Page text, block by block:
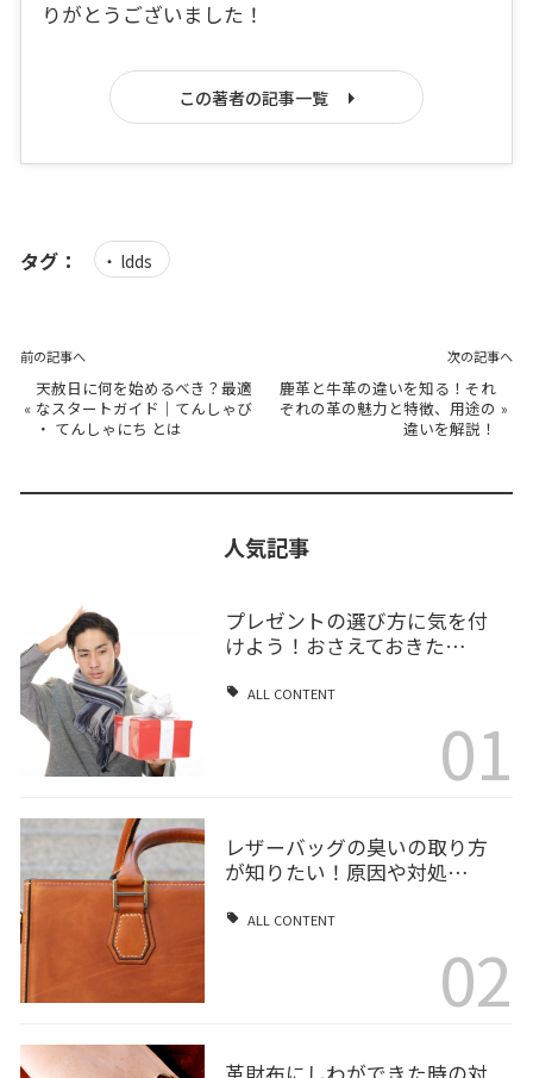
りがとうございました！
この著者の記事一覧
タグ： ldds
前の記事へ
«
天赦日に何を始めるべき？最適
なスタートガイド｜てんしゃび
・ てんしゃにち とは
次の記事へ
鹿革と牛革の違いを知る！それ
ぞれの革の魅力と特徴、用途の
違いを解説！
»
人気記事
プレゼントの選び方に気を付
けよう！おさえておきた…
ALL CONTENT
01
レザーバッグの臭いの取り方
が知りたい！原因や対処…
ALL CONTENT
02